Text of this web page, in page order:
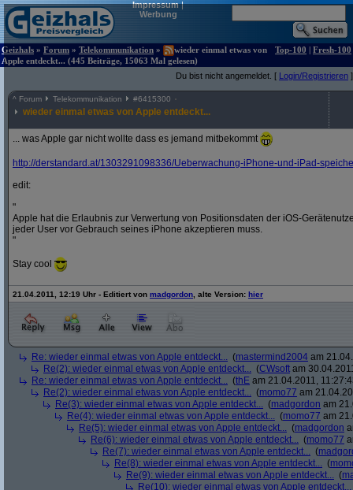
Impressum|
Werbung
Geizhals » Forum » Telekommunikation »
wieder einmal etwas von
Apple entdeckt... (445 Beiträge, 15063 Mal gelesen)
Top-100 | Fresh-100
Du bist nicht angemeldet. [ Login/Registrieren ]
^ Forum Telekommunikation #6415300
wieder einmal etwas von Apple entdeckt...
... was Apple gar nicht wollte dass es jemand mitbekommt
http://derstandard.at/1303291098336/Ueberwachung-iPhone-und-iPad-
edit:
"
Apple hat die Erlaubnis zur Verwertung von Positionsdaten der iOS-
jeder User vor Gebrauch seines iPhone akzeptieren muss.
"
Stay cool
21.04.2011, 12:19 Uhr - Editiert von madgordon , alte Version: hier
Re: wieder einmal etwas von Apple entdeckt... (mastermind2004 am
Re(2): wieder einmal etwas von Apple entdeckt... (CWsoft am
Re: wieder einmal etwas von Apple entdeckt... (thE am 21.04.2011,
Re(2): wieder einmal etwas von Apple entdeckt... (momo77 am
Re(3): wieder einmal etwas von Apple entdeckt... (madgordon am
Re(4): wieder einmal etwas von Apple entdeckt... (momo77 am
Re(5): wieder einmal etwas von Apple entdeckt... (madgordon
Re(6): wieder einmal etwas von Apple entdeckt... (momo77
Re(7): wieder einmal etwas von Apple entdeckt... (
Re(8): wieder einmal etwas von Apple entdeckt... (
Re(9): wieder einmal etwas von Apple entdeckt... (
Re(10): wieder einmal etwas von Apple entdeckt...